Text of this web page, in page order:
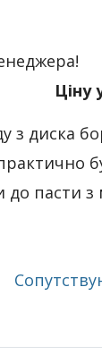
Ціну
з диска
до пасти